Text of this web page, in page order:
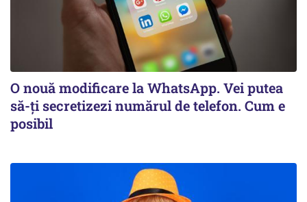
O nouă modificare la WhatsApp. Vei putea
să-ți secretizezi numărul de telefon. Cum e
posibil